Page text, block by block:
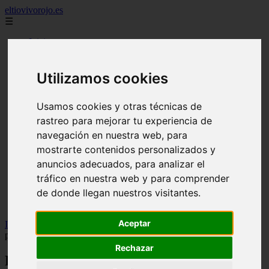
Utilizamos cookies
Usamos cookies y otras técnicas de
rastreo para mejorar tu experiencia de
navegación en nuestra web, para
mostrarte contenidos personalizados y
anuncios adecuados, para analizar el
tráfico en nuestra web y para comprender
de donde llegan nuestros visitantes.
Aceptar
Rechazar
eltiovivorojo.es
☰
Inicio
2016
argentina
comidas
espana
huevos
mariscos
otros
postres
producto
reposteria
venezuela
Inicio
Receta fácil de tarta de manzana y crema
pastelera: un acierto asegurado
Receta fácil de tarta de manzana y crema